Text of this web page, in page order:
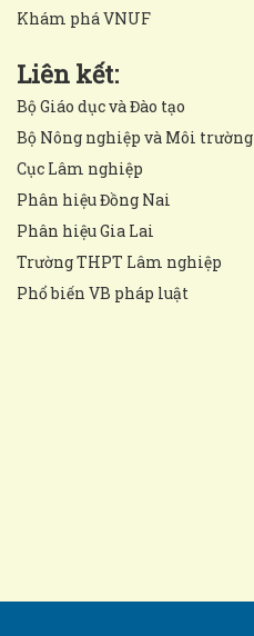
Khám phá VNUF
Liên kết:
Bộ Giáo dục và Đào tạo
Bộ Nông nghiệp và Môi trường
Cục Lâm nghiệp
Phân hiệu Đồng Nai
Phân hiệu Gia Lai
Trường THPT Lâm nghiệp
Phổ biến VB pháp luật